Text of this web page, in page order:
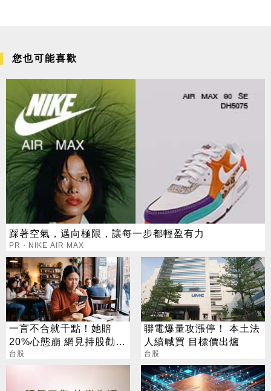
您也可能喜歡
踩著空氣，邁向極限，讓每一步都輕盈有力
PR・NIKE AIR MAX
一言不合就千點！她賠
20%心態崩 網見持股勸：
一股不賣奇蹟自來
台股
聯電爆量攻漲停！ 本土法
人續喊買 目標價出爐
台股